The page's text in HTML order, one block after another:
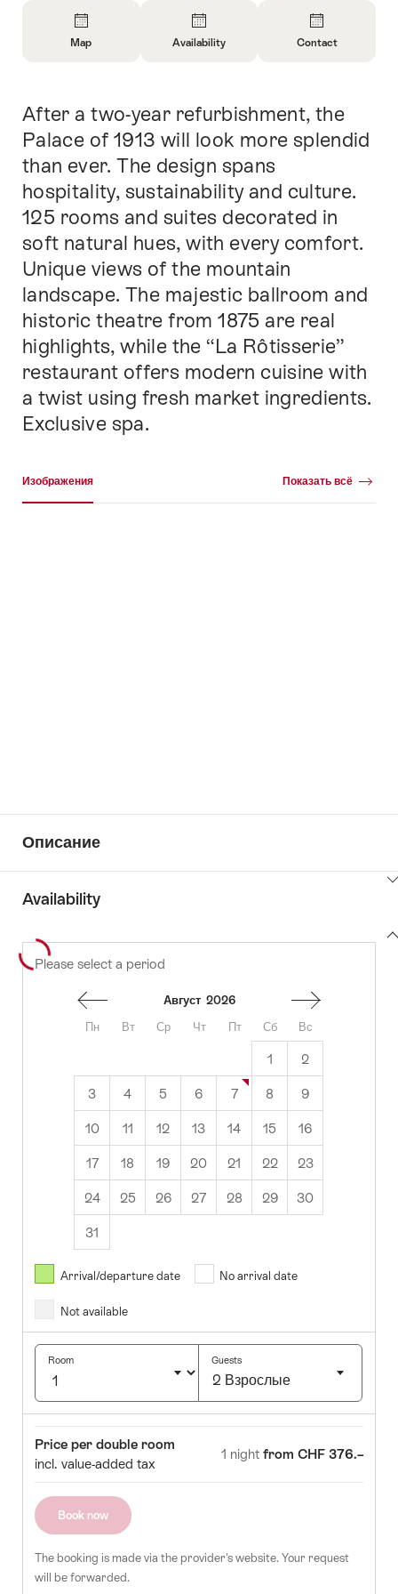
Map
Map
Open
information
about
availability
Availability
Contact
Contact
Intro
After a two-year refurbishment, the
Palace of 1913 will look more splendid
than ever. The design spans
hospitality, sustainability and culture.
125 rooms and suites decorated in
soft natural hues, with every comfort.
Unique views of the mountain
landscape. The majestic ballroom and
historic theatre from 1875 are real
highlights, while the “La Rôtisserie”
restaurant offers modern cuisine with
a twist using fresh market ingredients.
Exclusive spa.
Изображения Показать всё
Описание
Availability
View
to
content
Please select a period
Август 2026
Пн
Вт Ср Чт Пт Сб Вс
1 2
3 4 5 6 7 8 9
10 11 12 13 14 15 16
17 18 19 20 21 22 23
24 25 26 27 28 29 30
31
Август
Сб Вс
1 2
7
12 13 14 15 16
20 212223
Arrival/departure date No arrival date
Not available
Room Guests
2 Взрослые
Click
select
Room Price
Price per double room
incl. value-added tax
1 night from CHF 376.–
Book now
The booking is made via the provider's website. Your request
will be forwarded.